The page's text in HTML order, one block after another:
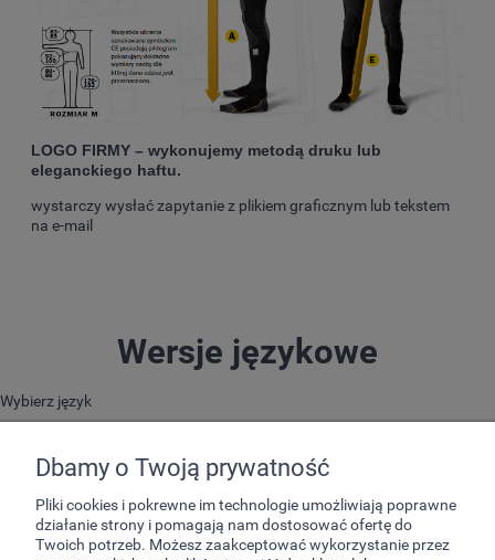
LOGO FIRMY – wykonujemy metodą druku lub
eleganckiego haftu.
wystarczy wysłać zapytanie z plikiem graficznym lub tekstem
na e-mail
Wersje językowe
Wybierz język
Dbamy o Twoją prywatność
Pliki cookies i pokrewne im technologie umożliwiają poprawne
działanie strony i pomagają nam dostosować ofertę do
Twoich potrzeb. Możesz zaakceptować wykorzystanie przez